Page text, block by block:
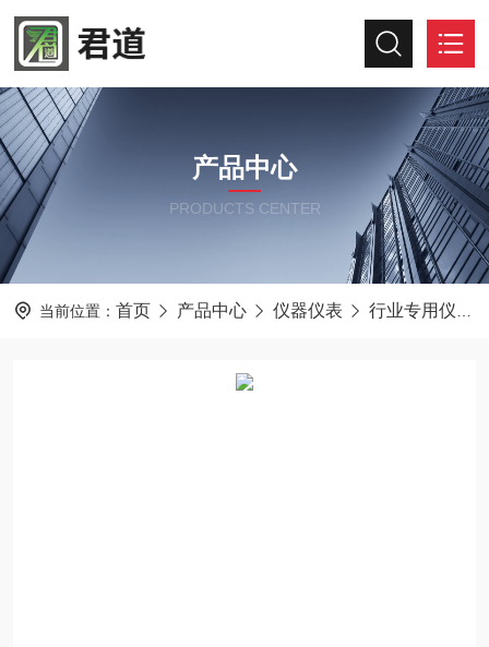
产品中心
PRODUCTS CENTER
当前位置： 首页 产品中心 仪器仪表 行业专用仪器仪表